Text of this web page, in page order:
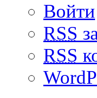
Войти
RSS
RSS